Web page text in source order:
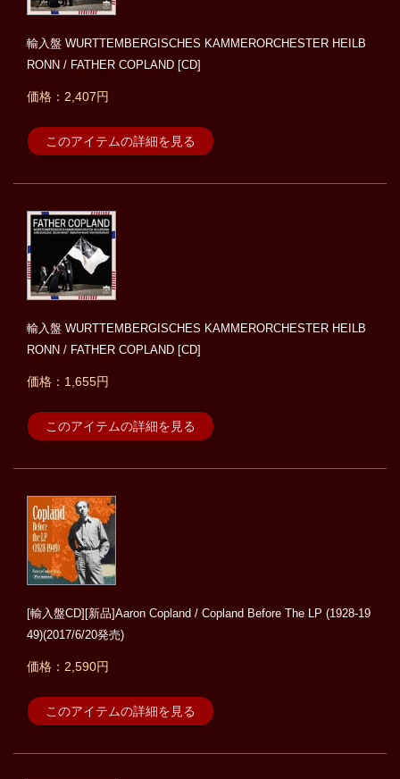
輸入盤 WURTTEMBERGISCHES KAMMERORCHESTER HEILB
RONN / FATHER COPLAND [CD]
価格：2,407円
このアイテムの詳細を見る
輸入盤 WURTTEMBERGISCHES KAMMERORCHESTER HEILB
RONN / FATHER COPLAND [CD]
価格：1,655円
このアイテムの詳細を見る
[輸入盤CD][新品]Aaron Copland / Copland Before The LP (1928-19
49)(2017/6/20発売)
価格：2,590円
このアイテムの詳細を見る